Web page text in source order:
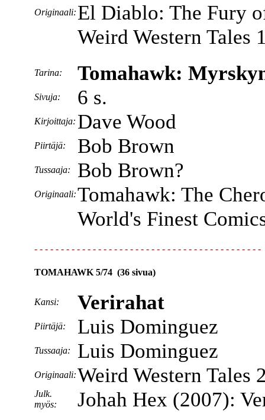
Originaali: El Diablo: The Fury
Weird Western Tales
Tarina: Tomahawk:
Sivuja: 6 s.
Kirjoittaja: Dave Wood
Piirtäjä: Bob Brown
Tussaaja: Bob Brown?
Originaali:Tomahawk: The
World's Finest
- - - - - - - - - - - - - - - - - - - - - - - - - - - - - - - - - - - - - - - - - - -
TOMAHAWK 5/74 (36 sivua)
Kansi: Verirahat
Piirtäjä: Luis Dominguez
Tussaaja: Luis Dominguez
Originaali:Weird Western Tales
Julk.
myös:
Johah Hex (2007):